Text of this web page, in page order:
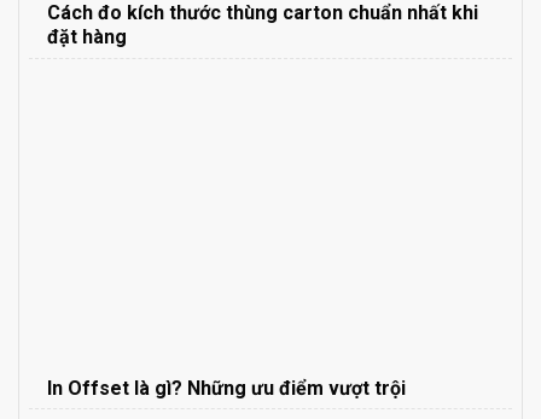
Cách đo kích thước thùng carton chuẩn nhất khi
đặt hàng
In Offset là gì? Những ưu điểm vượt trội